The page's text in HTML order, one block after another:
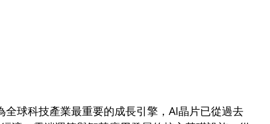
球科技產業最重要的成長引擎，AI晶片已從過去